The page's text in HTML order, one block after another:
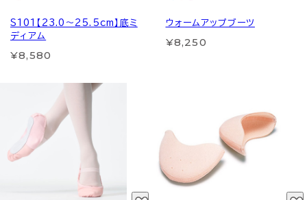
S101【23.0～25.5cm】底ミ
ディアム
¥8,580
ウォームアップブーツ
¥8,250